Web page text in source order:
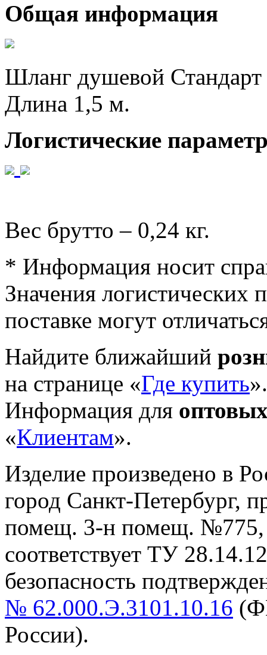
Общая информация
Шланг душевой
Длина 1,5 м.
Логистические
Вес брутто – 0,24 кг.
* Информация носит
Значения логистических
поставке могут
Найдите ближайший
на странице «Где купить».
Информация для
«Клиентам».
Изделие произведено в
город Санкт-Петербург,
помещ. 3-н помещ. №775,
cоответствует ТУ
безопасность
№ 62.000.Э.3101.10.16
России).